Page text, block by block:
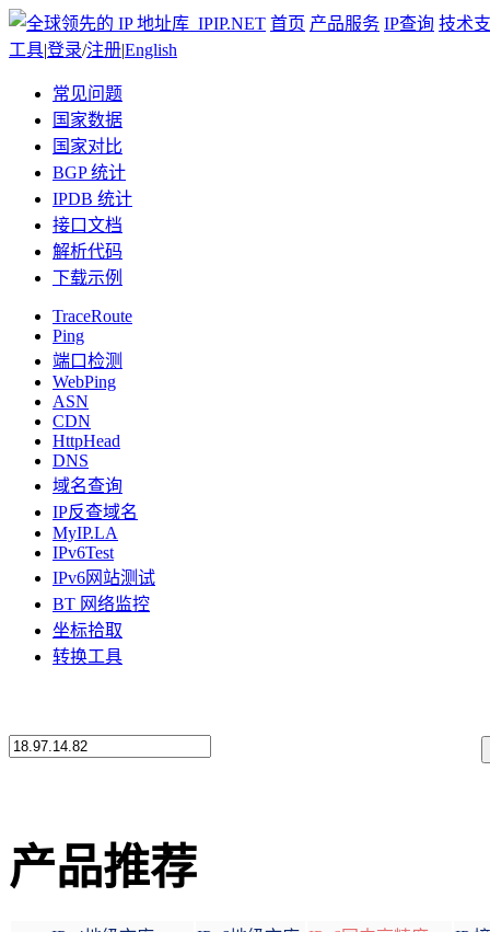
首页 产品服务 IP查询 技术
工具|登录/注册|English
常见问题
国家数据
国家对比
BGP 统计
IPDB 统计
接口文档
解析代码
下载示例
TraceRoute
Ping
端口检测
WebPing
ASN
CDN
HttpHead
DNS
域名查询
IP反查域名
MyIP.LA
IPv6Test
IPv6网站测试
BT 网络监控
坐标拾取
转换工具
产品推荐